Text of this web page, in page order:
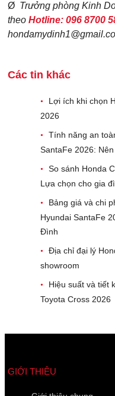
Ø Trưởng phòng Kinh
theo Hotline: 096 8700
Các tin khác
•
Lợi ích khi chọn
2026
•
Tính năng an
SantaFe 2026:
•
So sánh Honda
Lựa chọn cho gia
•
Bảng giá và chi
Hyundai SantaFe
Đình
•
Địa chỉ đại lý
showroom
•
Hiệu suất và tiết
Toyota Cross 2026
GIỚI THIỆU